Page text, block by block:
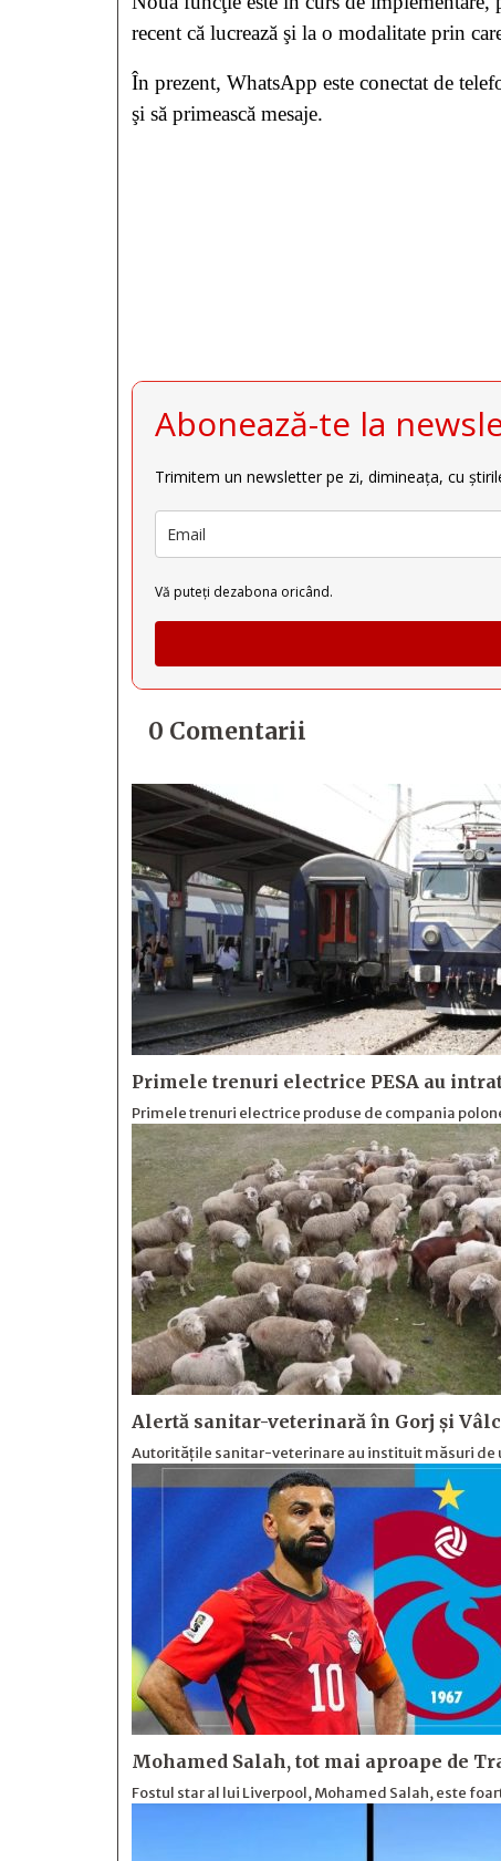
recent că lucrează şi la o modalitate prin
În prezent, WhatsApp este conectat de
şi să primească mesaje.
Abonează-te la
Trimitem un newsletter pe zi, dimineața, cu
Vă puteți dezabona oricând.
0 Comentarii
Primele trenuri electrice PESA au
Primele trenuri electrice produse de compania
Alertă sanitar-veterinară în Gorj și
Autoritățile sanitar-veterinare au instituit măsuri de
Mohamed Salah, tot mai aproape de
Fostul star al lui Liverpool, Mohamed Salah, este